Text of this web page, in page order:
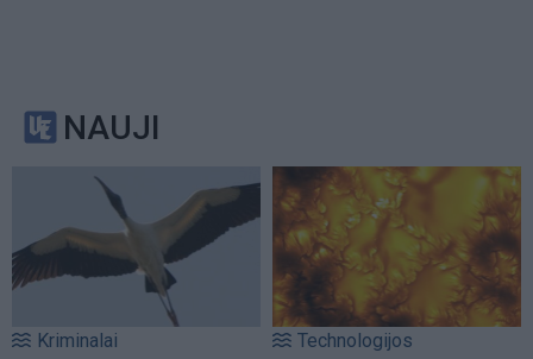
NAUJI
Kriminalai Technologijos